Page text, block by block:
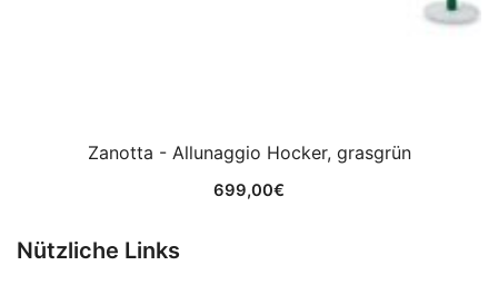
Zanotta - Allunaggio Hocker, grasgrün
699,00€
Nützliche Links